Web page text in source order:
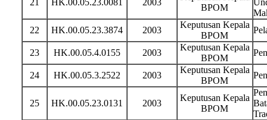
21 HK.00.05.23.0081 2003
BPOM
22
HK.00.05.23.3874 2003
Keputusan Kepala
BPOM
23 HK.00.05.4.0155 2003
Keputusan Kepala
BPOM
24 HK.00.05.3.2522 2003
Keputusan Kepala
BPOM
25 HK.00.05.23.0131 2003
Keputusan Kepala
BPOM